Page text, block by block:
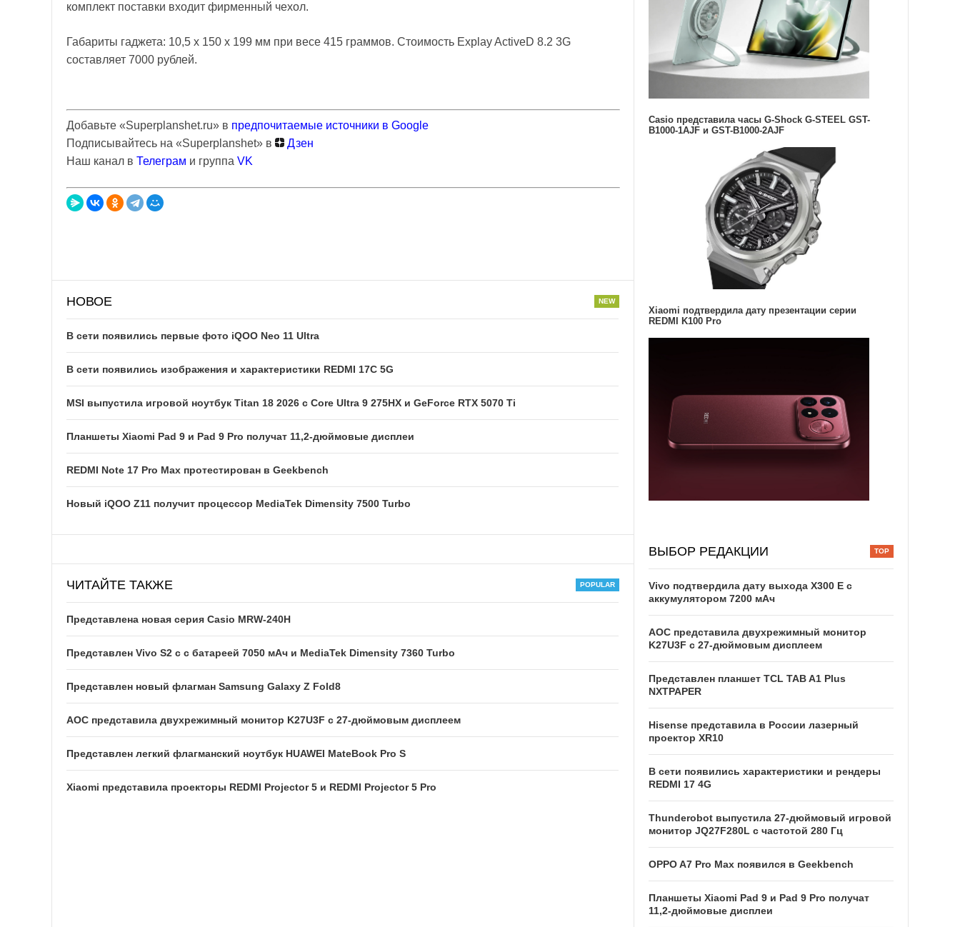
комплект поставки входит фирменный чехол.
Габариты гаджета: 10,5 х 150 х 199 мм при весе 415 граммов. Стоимость Explay ActiveD 8.2 3G
составляет 7000 рублей.
Добавьте «Superplanshet.ru» в предпочитаемые источники в Google
Подписывайтесь на «Superplanshet» в
Дзен
Наш канал в Телеграм и группа VK
НОВОЕ
В сети появились первые фото iQOO Neo 11 Ultra
В сети появились изображения и характеристики REDMI 17C 5G
MSI выпустила игровой ноутбук Titan 18 2026 с Core Ultra 9 275HX и GeForce RTX 5070 Ti
Планшеты Xiaomi Pad 9 и Pad 9 Pro получат 11,2-дюймовые дисплеи
REDMI Note 17 Pro Max протестирован в Geekbench
Новый iQOO Z11 получит процессор MediaTek Dimensity 7500 Turbo
ЧИТАЙТЕ ТАКЖЕ
Представлена новая серия Casio MRW-240H
Представлен Vivo S2 с с батареей 7050 мАч и MediaTek Dimensity 7360 Turbo
Представлен новый флагман Samsung Galaxy Z Fold8
AOC представила двухрежимный монитор K27U3F с 27-дюймовым дисплеем
Представлен легкий флагманский ноутбук HUAWEI MateBook Pro S
Xiaomi представила проекторы REDMI Projector 5 и REDMI Projector 5 Pro
Casio представила часы G-Shock G-STEEL GST-
B1000-1AJF и GST-B1000-2AJF
Xiaomi подтвердила дату презентации серии
REDMI K100 Pro
ВЫБОР РЕДАКЦИИ
Vivo подтвердила дату выхода X300 E с
аккумулятором 7200 мАч
AOC представила двухрежимный монитор
K27U3F с 27-дюймовым дисплеем
Представлен планшет TCL TAB A1 Plus
NXTPAPER
Hisense представила в России лазерный
проектор XR10
В сети появились характеристики и рендеры
REDMI 17 4G
Thunderobot выпустила 27-дюймовый игровой
монитор JQ27F280L с частотой 280 Гц
OPPO A7 Pro Max появился в Geekbench
Планшеты Xiaomi Pad 9 и Pad 9 Pro получат
11,2-дюймовые дисплеи